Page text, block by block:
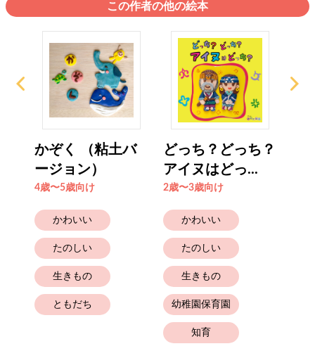
この作者の他の絵本
かぞく （粘土バ
ージョン）
4歳〜5歳向け
かわいい
たのしい
生きもの
ともだち
どっち？どっち？
アイヌはどっ...
2歳〜3歳向け
かわいい
たのしい
生きもの
幼稚園保育園
知育